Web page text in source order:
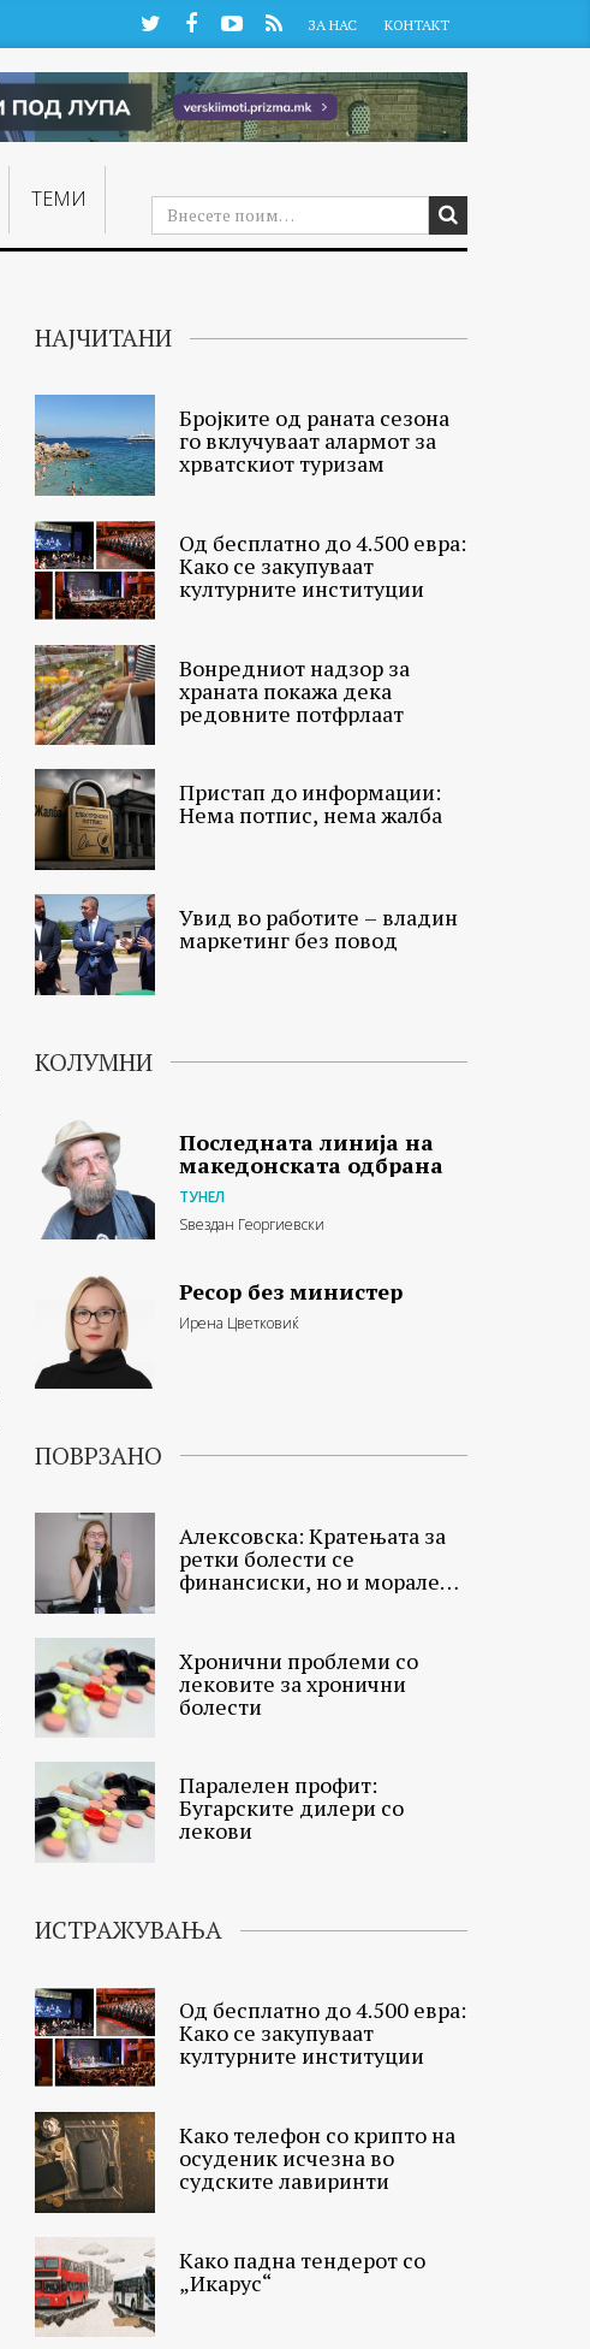
TwitterFacebookYouTube
RSS ЗА НАС КОНТАКТ
ТЕМИ
НАЈЧИТАНИ
Бројките од раната сезона
го вклучуваат алармот за
хрватскиот туризам
Од бесплатно до 4.500 евра:
Како се закупуваат
културните институции
Вонредниот надзор за
храната покажа дека
редовните потфрлаат
Пристап до информации:
Нема потпис, нема жалба
Увид во работите – владин
маркетинг без повод
КОЛУМНИ
Последната линија на
македонската одбрана
ТУНЕЛ
Ѕвездан Георгиевски
Ресор без министер
Ирена Цветковиќ
ПОВРЗАНО
Алексовска: Кратењата за
ретки болести се
финансиски, но и морален
Хронични проблеми со
лековите за хронични
болести
Паралелен профит:
Бугарските дилери со
лекови
ИСТРАЖУВАЊА
Од бесплатно до 4.500 евра:
Како се закупуваат
културните институции
Како телефон со крипто на
осуденик исчезна во
судските лавиринти
Како падна тендерот со
„Икарус“